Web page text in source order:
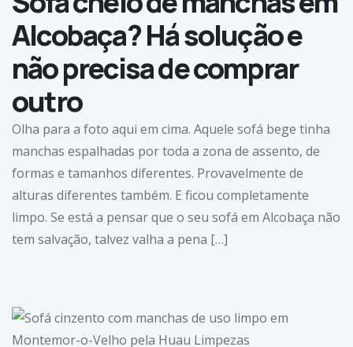
Alcobaça? Há solução e
não precisa de comprar
outro
Olha para a foto aqui em cima. Aquele sofá bege tinha
manchas espalhadas por toda a zona de assento, de
formas e tamanhos diferentes. Provavelmente de
alturas diferentes também. E ficou completamente
limpo. Se está a pensar que o seu sofá em Alcobaça não
tem salvação, talvez valha a pena […]